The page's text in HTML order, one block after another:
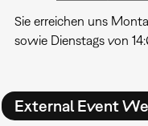
Sie erreichen uns
sowie Dienstags von
External Event